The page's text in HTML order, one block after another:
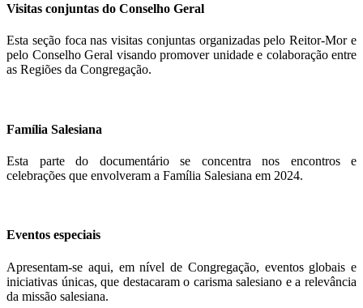
Visitas conjuntas do Conselho Geral
Esta seção foca nas visitas conjuntas organizadas pelo Reitor-Mor e
pelo Conselho Geral visando promover unidade e colaboração entre
as Regiões da Congregação.
Família Salesiana
Esta parte do documentário se concentra nos encontros e
celebrações que envolveram a Família Salesiana em 2024.
Eventos especiais
Apresentam-se aqui, em nível de Congregação, eventos globais e
iniciativas únicas, que destacaram o carisma salesiano e a relevância
da missão salesiana.